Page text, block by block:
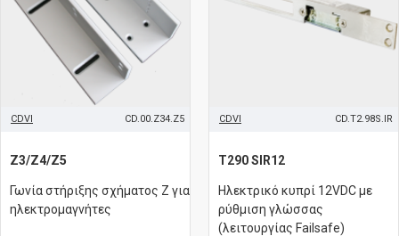
CDVI CD.00.Z34.Z5
Z3/Z4/Z5
Γωνία στήριξης σχήματος Ζ για
ηλεκτρομαγνήτες
CDVI CD.T2.98S.IR
T290 SIR12
Ηλεκτρικό κυπρί 12VDC με
ρύθμιση γλώσσας
(λειτουργίας Failsafe)